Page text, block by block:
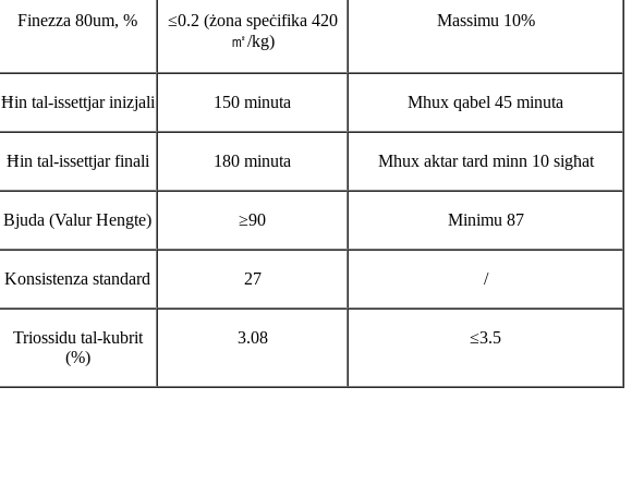
Finezza 80um, %
≤0.2 (żona speċifika 420
㎡/kg)
Massimu 10%
Ħin tal-issettjar inizjali 150 minuta Mhux qabel 45 minuta
Ħin tal-issettjar finali 180 minuta Mhux aktar tard minn 10 sigħat
Bjuda (Valur Hengte) ≥90 Minimu 87
Konsistenza standard 27 /
Triossidu tal-kubrit
(%)
3.08 ≤3.5